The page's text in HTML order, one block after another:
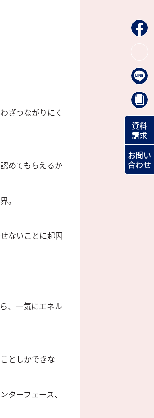
ざつながりにく
めてもらえるか
。
ないことに起因
、一気にエネル
としかできな
ーフェース、
資料
請求
お問い
合わせ